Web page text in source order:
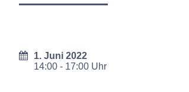
1. Juni 2022
14:00 - 17:00 Uhr